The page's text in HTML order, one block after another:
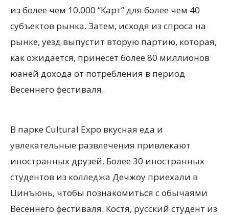
из более чем 10.000 “Карт” для более чем 40
субъектов рынка. Затем, исходя из спроса на
рынке, уезд выпустит вторую партию, которая,
как ожидается, принесет более 80 миллионов
юаней дохода от потребления в период
Весеннего фестиваля.
В парке Cultural Expo вкусная еда и
увлекательные развлечения привлекают
иностранных друзей. Более 30 иностранных
студентов из колледжа Дечжоу приехали в
Цинъюнь, чтобы познакомиться с обычаями
Весеннего фестиваля. Костя, русский студент из